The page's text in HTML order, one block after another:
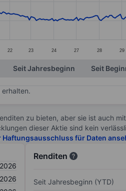
22 23 24 27 28 29
Seit Jahresbeginn Seit
zu bieten, aber sie ist auch
dieser Aktie sind kein
für Daten
Renditen
Seit Jahresbeginn (YTD)